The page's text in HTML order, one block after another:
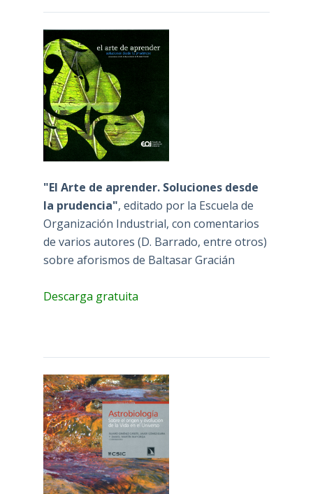
"El Arte de aprender. Soluciones desde
la prudencia", editado por la Escuela de
Organización Industrial, con comentarios
de varios autores (D. Barrado, entre otros)
sobre aforismos de Baltasar Gracián
Descarga gratuita